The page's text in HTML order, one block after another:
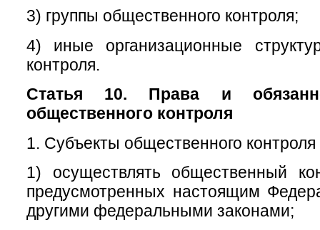
3) группы общественного контроля;
4) иные организационные
контроля.
Статья 10. Права и
общественного контроля
1. Субъекты общественного контроля
1) осуществлять общественный
предусмотренных настоящим
другими федеральными законами;